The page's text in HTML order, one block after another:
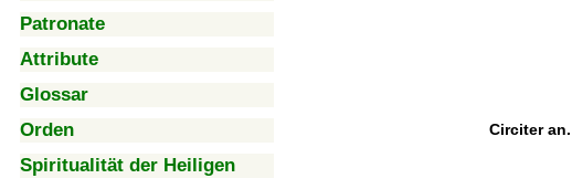
Patronate
Attribute
Glossar
Orden
Spiritualität der Heiligen
Circiter an.